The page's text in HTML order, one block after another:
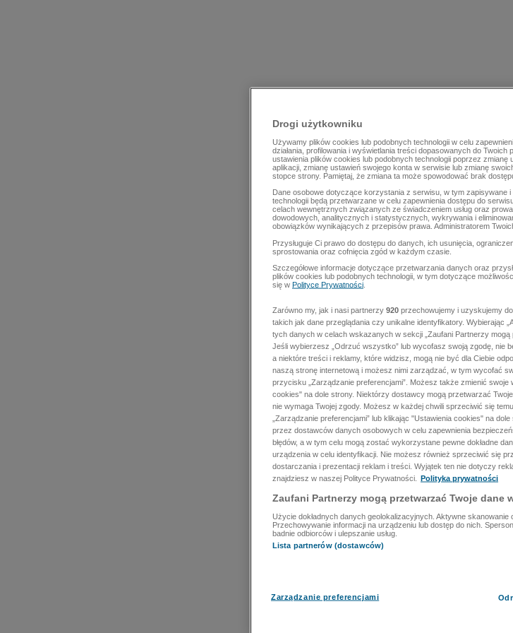
Drogi użytkowniku
Używamy plików cookies lub podobnych technologii w celu
działania, profilowania i wyświetlania treści dopasowanych do
ustawienia plików cookies lub podobnych technologii poprzez
aplikacji, zmianę ustawień swojego konta w serwisie lub zmianę
stopce strony. Pamiętaj, że zmiana ta może spowodować brak
Dane osobowe dotyczące korzystania z serwisu, w tym zapisywane
technologii będą przetwarzane w celu zapewnienia dostępu do
celach wewnętrznych związanych ze świadczeniem usług oraz
dowodowych, analitycznych i statystycznych, wykrywania i
obowiązków wynikających z przepisów prawa. Administratorem
Przysługuje Ci prawo do dostępu do danych, ich usunięcia,
sprostowania oraz cofnięcia zgód w każdym czasie.
Szczegółowe informacje dotyczące przetwarzania danych oraz
plików cookies lub podobnych technologii, w tym dotyczące
się w Polityce Prywatności
Zarówno my, jak i nasi partnerzy 920 przechowujemy i uzyskujemy
takich jak dane przeglądania czy unikalne identyfikatory. Wybierając
tych danych w celach wskazanych w sekcji „Zaufani Partnerzy
Jeśli wybierzesz „Odrzuć wszystko” lub wycofasz swoją zgodę, nie
a niektóre treści i reklamy, które widzisz, mogą nie być dla Ciebie
naszą stronę internetową i możesz nimi zarządzać, w tym wycofać
przycisku „Zarządzanie preferencjami”. Możesz także zmienić
cookies" na dole strony. Niektórzy dostawcy mogą przetwarzać
nie wymaga Twojej zgody. Możesz w każdej chwili sprzeciwić się
„Zarządzanie preferencjami” lub klikając "Ustawienia cookies" na
przez dostawców danych osobowych w celu zapewnienia
błędów, a w tym celu mogą zostać wykorzystane pewne dokładne
urządzenia w celu identyfikacji. Nie możesz również sprzeciwić się
dostarczania i prezentacji reklam i treści. Wyjątek ten nie dotyczy
znajdziesz w naszej Polityce Prywatności.
Polityka prywatności
Zaufani Partnerzy mogą przetwarzać Twoje dane
Użycie dokładnych danych geolokalizacyjnych. Aktywne
Przechowywanie informacji na urządzeniu lub dostęp do nich.
badnie odbiorców i ulepszanie usług.
Lista partnerów (dostawców)
Zarządzanie preferencjami